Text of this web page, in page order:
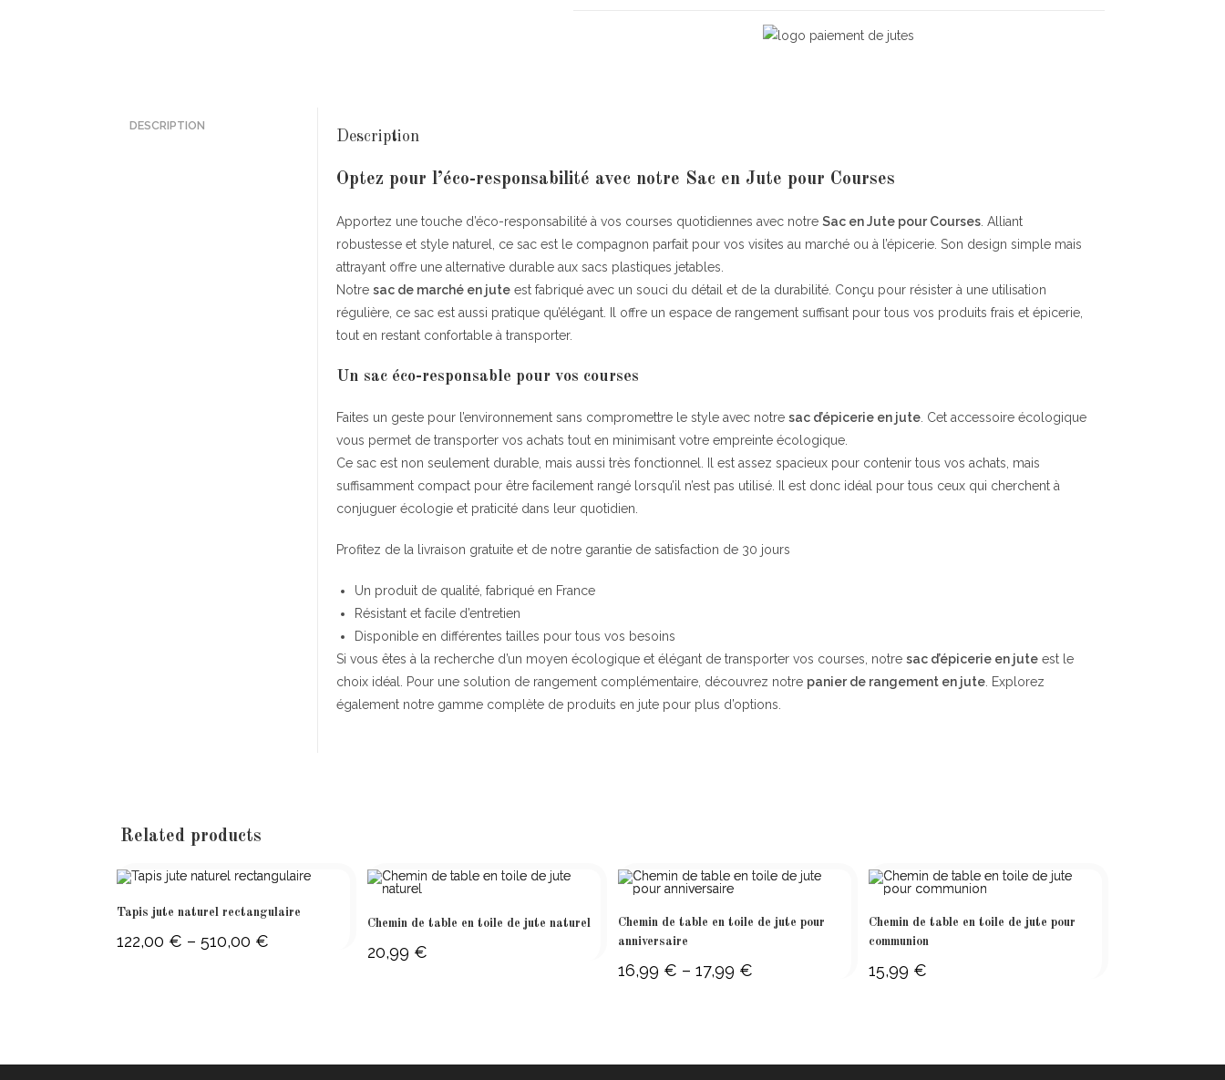
DESCRIPTION
Description
Optez pour l’éco-responsabilité avec notre Sac en Jute pour Courses
Apportez une touche d’éco-responsabilité à vos courses quotidiennes avec notre Sac en Jute pour Courses . Alliant
robustesse et style naturel, ce sac est le compagnon parfait pour vos visites au marché ou à l’épicerie. Son design simple mais
attrayant offre une alternative durable aux sacs plastiques jetables.
Notre sac de marché en jute est fabriqué avec un souci du détail et de la durabilité. Conçu pour résister à une utilisation
régulière, ce sac est aussi pratique qu’élégant. Il offre un espace de rangement suffisant pour tous vos produits frais et épicerie,
tout en restant confortable à transporter.
Un sac éco-responsable pour vos courses
Faites un geste pour l’environnement sans compromettre le style avec notre sac d’épicerie en jute . Cet accessoire écologique
vous permet de transporter vos achats tout en minimisant votre empreinte écologique.
Ce sac est non seulement durable, mais aussi très fonctionnel. Il est assez spacieux pour contenir tous vos achats, mais
suffisamment compact pour être facilement rangé lorsqu’il n’est pas utilisé. Il est donc idéal pour tous ceux qui cherchent à
conjuguer écologie et praticité dans leur quotidien.
Profitez de la livraison gratuite et de notre garantie de satisfaction de 30 jours
Un produit de qualité, fabriqué en France
Résistant et facile d’entretien
Disponible en différentes tailles pour tous vos besoins
Si vous êtes à la recherche d’un moyen écologique et élégant de transporter vos courses, notre sac d’épicerie en jute est le
choix idéal. Pour une solution de rangement complémentaire, découvrez notre panier de rangement en jute . Explorez
également notre gamme complète de produits en jute pour plus d’options.
Related products
Tapis jute naturel rectangulaire
122,00 € – 510,00 €
Chemin de table en toile de jute naturel
20,99 €
Chemin de table en toile de jute pour
anniversaire
16,99 € – 17,99 €
Chemin de table en toile de jute pour
communion
15,99 €